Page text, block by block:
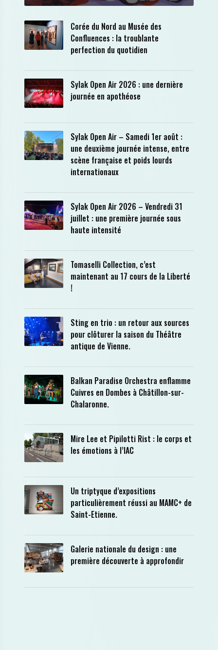
Corée du Nord au Musée des
Confluences : la troublante
perfection du quotidien
Sylak Open Air 2026 : une dernière
journée en apothéose
Sylak Open Air – Samedi 1er août :
une deuxième journée intense, entre
scène française et poids lourds
internationaux
Sylak Open Air 2026 – Vendredi 31
juillet : une première journée sous
haute intensité
Tomaselli Collection, c’est
maintenant au 17 cours de la Liberté
!
Sting en trio : un retour aux sources
pour clôturer la saison du Théâtre
antique de Vienne.
Balkan Paradise Orchestra enflamme
Cuivres en Dombes à Châtillon-sur-
Chalaronne.
Mire Lee et Pipilotti Rist : le corps et
les émotions à l’IAC
Un triptyque d’expositions
particulièrement réussi au MAMC+ de
Saint-Etienne.
Galerie nationale du design : une
première découverte à approfondir